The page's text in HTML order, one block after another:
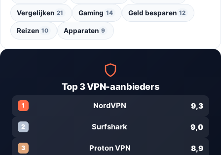
Vergelijken 21 Gaming 14 Geld besparen 12
Reizen 10 Apparaten 9
Top 3 VPN-aanbieders
1 NordVPN 9,3
2 Surfshark 9,0
3 Proton VPN 8,9